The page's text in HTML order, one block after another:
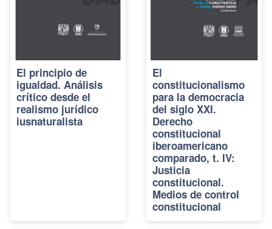
El principio de
igualdad. Análisis
crítico desde el
realismo jurídico
iusnaturalista
El
constitucionalismo
para la democracia
del siglo XXI.
Derecho
constitucional
iberoamericano
comparado, t. IV:
Justicia
constitucional.
Medios de control
constitucional